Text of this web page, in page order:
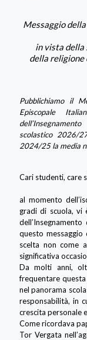
Messaggio
in vista della
della religione
Pubblichiamo il
Episcopale
scolastico 2026/
2024/25 la media
Cari studenti, care
al momento
gradi di scuola, vi
questo messaggio
scelta non come
significativa
Da molti anni,
frequentare questa
nel panorama
responsabilità, in
crescita personale
Come ricordava
Tor Vergata